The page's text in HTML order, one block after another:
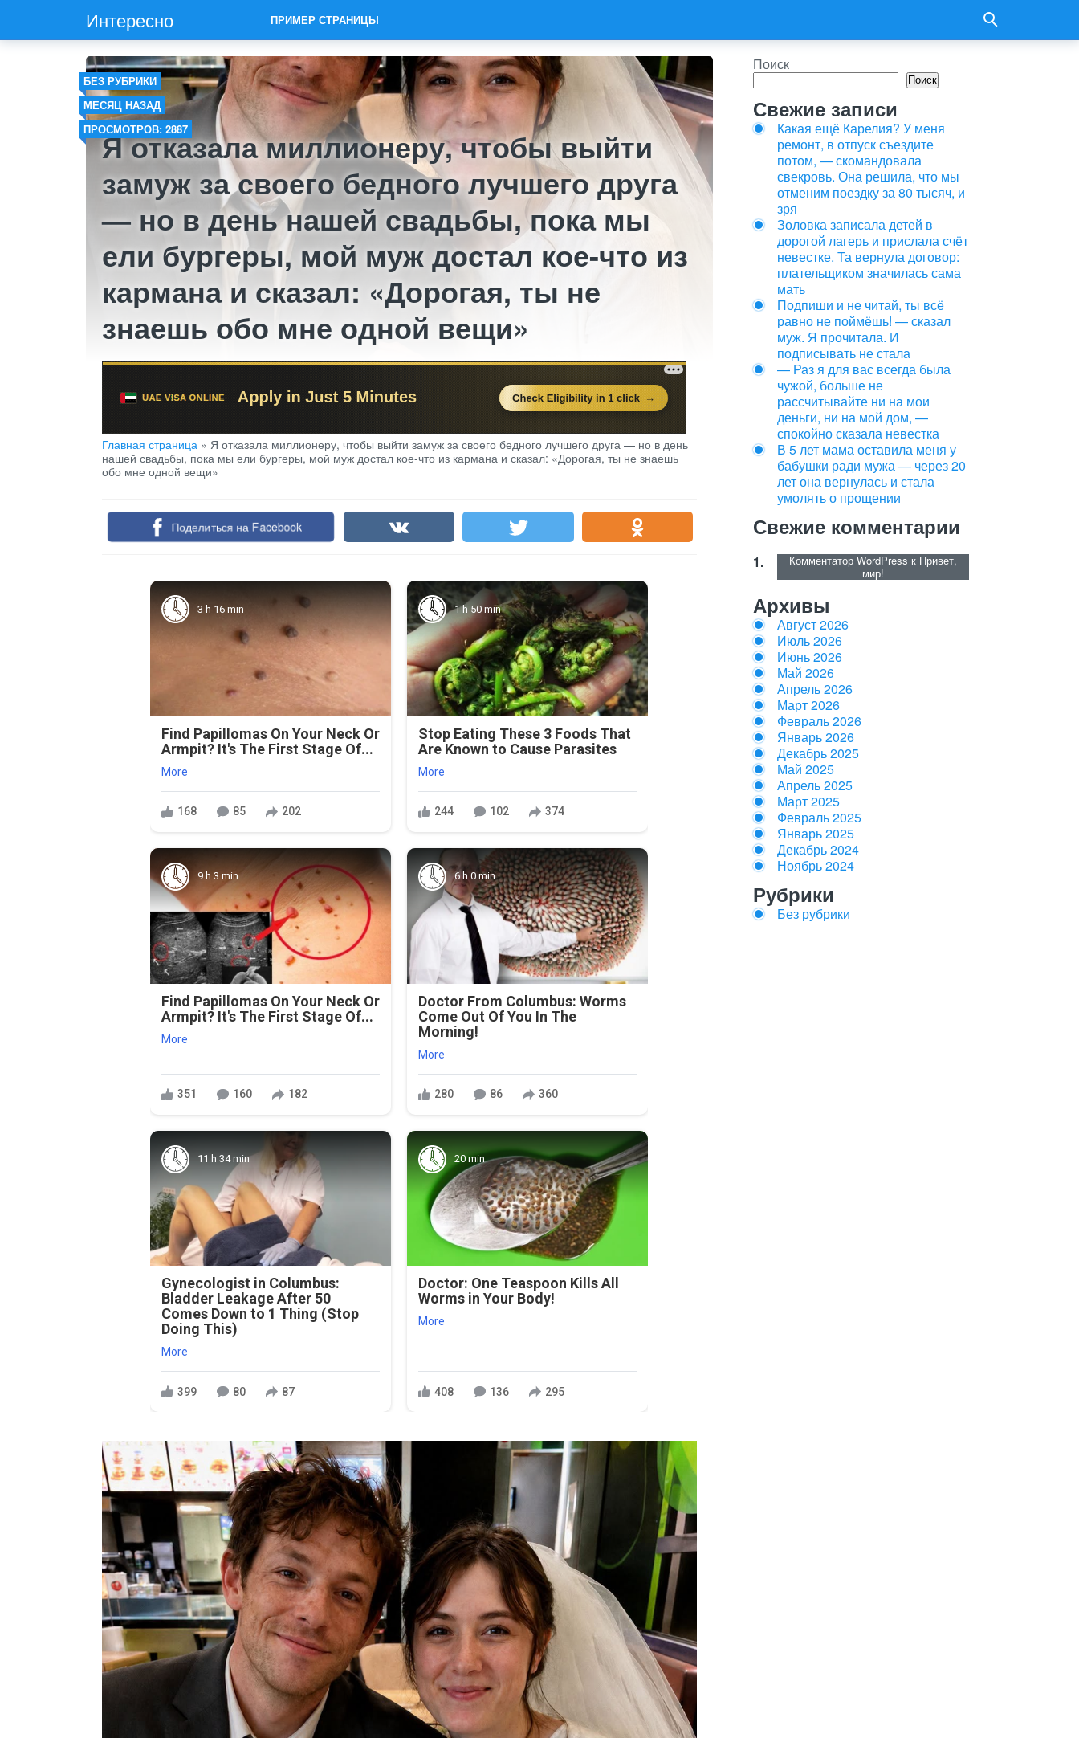
Интересно ПРИМЕР СТРАНИЦЫ
БЕЗ РУБРИКИ
МЕСЯЦ НАЗАД
ПРОСМОТРОВ: 2887
Я отказала миллионеру, чтобы выйти
замуж за своего бедного лучшего друга
— но в день нашей свадьбы, пока мы
ели бургеры, мой муж достал кое-что из
кармана и сказал: «Дорогая, ты не
знаешь обо мне одной вещи»
Главная страница » Я отказала миллионеру, чтобы выйти замуж за своего бедного лучшего друга — но в день
нашей свадьбы, пока мы ели бургеры, мой муж достал кое-что из кармана и сказал: «Дорогая, ты не знаешь
обо мне одной вещи»
Поделиться на Facebook
3 h 16 min
Find Papillomas On Your Neck Or
Armpit? It's The First Stage Of...
More
168 85 202
1 h 50 min
Stop Eating These 3 Foods That
Are Known to Cause Parasites
More
244 102 374
9 h 3 min
Find Papillomas On Your Neck Or
Armpit? It's The First Stage Of...
More
351 160 182
6 h 0 min
Doctor From Columbus: Worms
Come Out Of You In The
Morning!
More
280 86 360
11 h 34 min
Gynecologist in Columbus:
Bladder Leakage After 50
Comes Down to 1 Thing (Stop
Doing This)
More
399 80 87
20 min
Doctor: One Teaspoon Kills All
Worms in Your Body!
More
408 136 295
Поиск
Поиск
Свежие записи
Какая ещё Карелия? У меня
ремонт, в отпуск съездите
потом, — скомандовала
свекровь. Она решила, что мы
отменим поездку за 80 тысяч, и
зря
Золовка записала детей в
дорогой лагерь и прислала счёт
невестке. Та вернула договор:
плательщиком значилась сама
мать
Подпиши и не читай, ты всё
равно не поймёшь! — сказал
муж. Я прочитала. И
подписывать не стала
— Раз я для вас всегда была
чужой, больше не
рассчитывайте ни на мои
деньги, ни на мой дом, —
спокойно сказала невестка
В 5 лет мама оставила меня у
бабушки ради мужа — через 20
лет она вернулась и стала
умолять о прощении
Свежие комментарии
Комментатор WordPress к Привет,
мир!
Архивы
Август 2026
Июль 2026
Июнь 2026
Май 2026
Апрель 2026
Март 2026
Февраль 2026
Январь 2026
Декабрь 2025
Май 2025
Апрель 2025
Март 2025
Февраль 2025
Январь 2025
Декабрь 2024
Ноябрь 2024
Рубрики
Без рубрики